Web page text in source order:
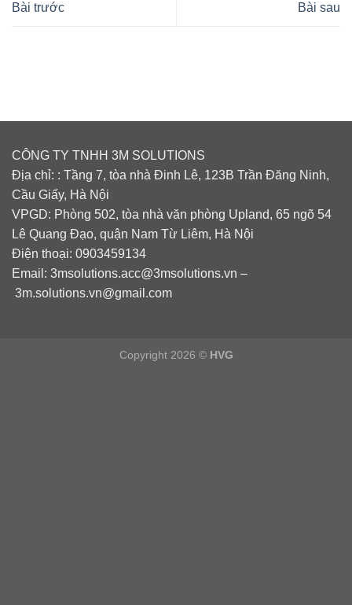
Bài trước Bài sau
CÔNG TY TNHH 3M SOLUTIONS
Địa chỉ: : Tầng 7, tòa nhà Đinh Lê, 123B Trần Đăng Ninh,
Cầu Giấy, Hà Nội
VPGD: Phòng 502, tòa nhà văn phòng Upland, 65 ngõ 54
Lê Quang Đạo, quận Nam Từ Liêm, Hà Nội
Điện thoại: 0903459134
Email: 3msolutions.acc@3msolutions.vn –
3m.solutions.vn@gmail.com
Copyright 2026 © HVG